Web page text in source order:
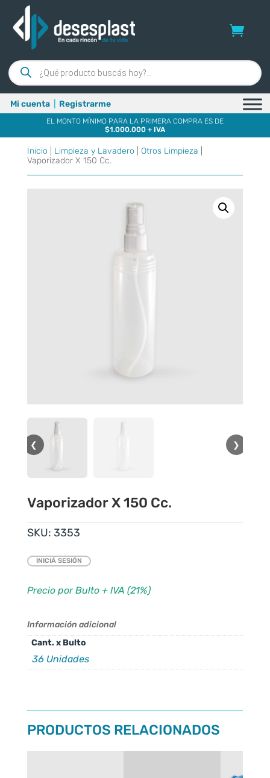
Búsqueda
de
productos
Mi cuenta Registrarme
EL MONTO MÍNIMO PARA LA PRIMERA COMPRA ES DE
$1.000.000 + IVA
Inicio Limpieza y Lavadero Otros Limpieza
Vaporizador X 150 Cc.
❮ ❯
Vaporizador X 150 Cc.
SKU: 3353
INICIÁ SESIÓN
Precio por Bulto + IVA (21%)
Información adicional
Cant. x Bulto
36 Unidades
PRODUCTOS RELACIONADOS